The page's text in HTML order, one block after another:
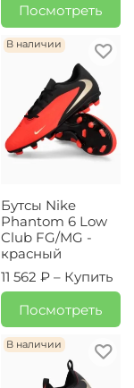
Посмотреть
В наличии
Бутсы Nike
Phantom 6 Low
Club FG/MG -
красный
11 562 ₽ – Купить
Посмотреть
В наличии